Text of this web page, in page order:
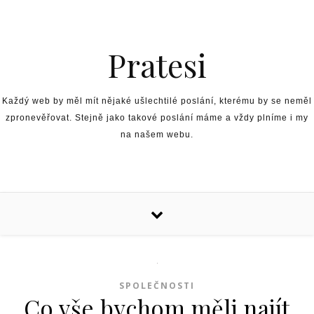
Pratesi
Každý web by měl mít nějaké ušlechtilé poslání, kterému by se neměl
zpronevěřovat. Stejně jako takové poslání máme a vždy plníme i my
na našem webu.
SPOLEČNOSTI
Co vše bychom měli najít